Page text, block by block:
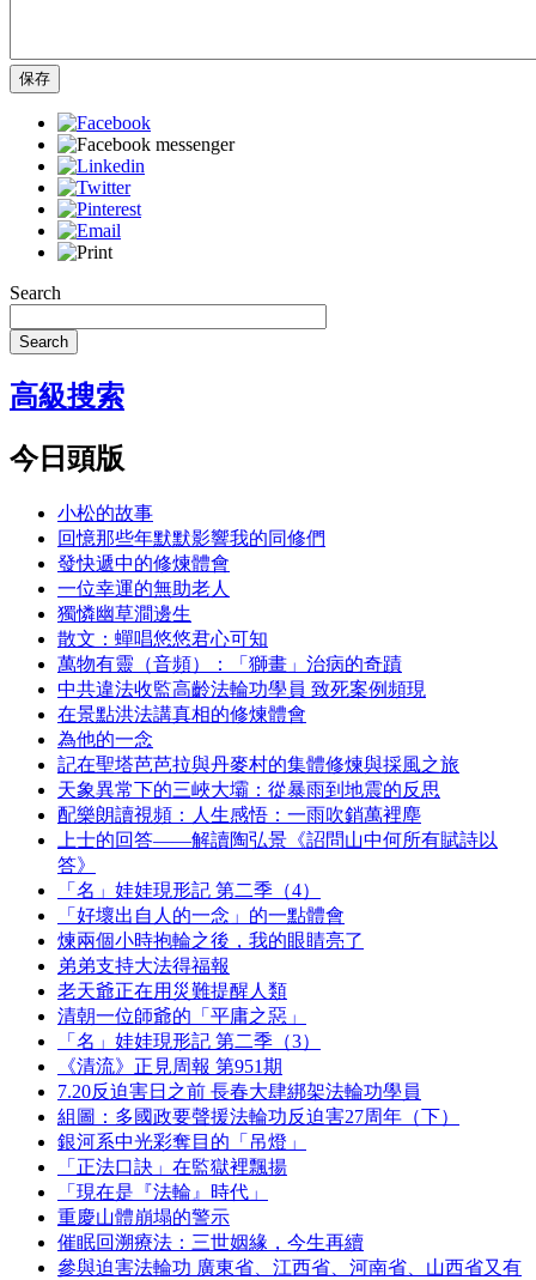
保存
Search
Search
高級搜索
今日頭版
小松的故事
回憶那些年默默影響我的同修們
發快遞中的修煉體會
一位幸運的無助老人
獨憐幽草澗邊生
散文：蟬唱悠悠君心可知
萬物有靈（音頻）：「獅畫」治病的奇蹟
中共違法收監高齡法輪功學員 致死案例頻現
在景點洪法講真相的修煉體會
為他的一念
記在聖塔芭芭拉與丹麥村的集體修煉與採風之旅
天象異常下的三峽大壩：從暴雨到地震的反思
配樂朗讀視頻：人生感悟：一雨吹銷萬裡塵
上士的回答——解讀陶弘景《詔問山中何所有賦詩以
答》
「名」娃娃現形記 第二季（4）
「好壞出自人的一念」的一點體會
煉兩個小時抱輪之後，我的眼睛亮了
弟弟支持大法得福報
老天爺正在用災難提醒人類
清朝一位師爺的「平庸之惡」
「名」娃娃現形記 第二季（3）
《清流》正見周報 第951期
7.20反迫害日之前 長春大肆綁架法輪功學員
組圖：多國政要聲援法輪功反迫害27周年（下）
銀河系中光彩奪目的「吊燈」
「正法口訣」在監獄裡飄揚
「現在是『法輪』時代」
重慶山體崩塌的警示
催眠回溯療法：三世姻緣，今生再續
參與迫害法輪功 廣東省、江西省、河南省、山西省又有